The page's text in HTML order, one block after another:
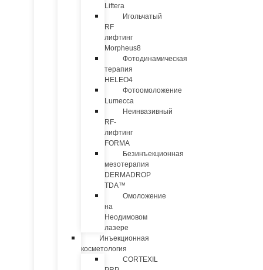
Liftera
Игольчатый
RF
лифтинг
Morpheus8
Фотодинамическая
терапия
HELEO4
Фотоомоложение
Lumecca
Неинвазивный
RF-
лифтинг
FORMA
Безинъекционная
мезотерапия
DERMADROP
TDA™
Омоложение
на
Неодимовом
лазере
Инъекционная
косметология
CORTEXIL